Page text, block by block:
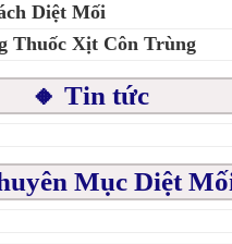
Diệt Mối
Thuốc Xịt Côn Trùng
🔸 Tin tức
Mục Diệt